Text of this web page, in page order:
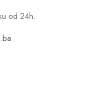
od 24h.